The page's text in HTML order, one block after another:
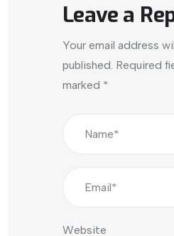
Leave a
Your email address
published. Required
marked *
Website